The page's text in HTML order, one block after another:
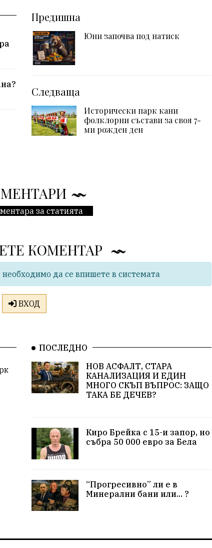
Предишна
Юни започва под натиск
Следваща
Исторически парк кани
фолклорни състави за своя 7-
ми рожден ден
за статията
КОМЕНТАР
да се впишете в системата
ВХОД
ПОСЛЕДНО
НОВ АСФАЛТ, СТАРА
КАНАЛИЗАЦИЯ И ЕДИН
МНОГО СКЪП ВЪПРОС: ЗАЩО
ТАКА БЕ ДЕЧЕВ?
Киро Брейка с 15-и запор, но
събра 50 000 евро за Бела
“Прогресивно” ли е в
Минерални бани или... ?